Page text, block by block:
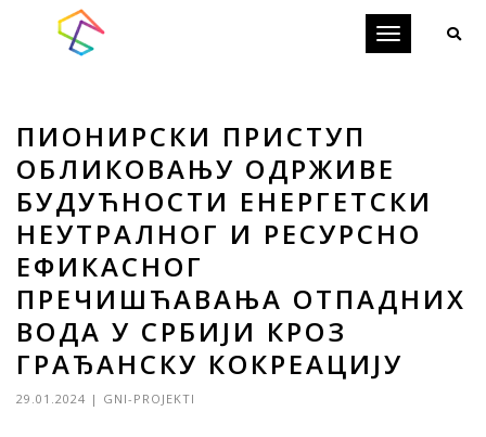
Toggle
ПИОНИРСКИ ПРИСТУП
ОБЛИКОВАЊУ ОДРЖИВЕ
БУДУЋНОСТИ ЕНЕРГЕТСКИ
НЕУТРАЛНОГ И РЕСУРСНО
ЕФИКАСНОГ
ПРЕЧИШЋАВАЊА ОТПАДНИХ
ВОДА У СРБИЈИ КРОЗ
ГРАЂАНСКУ КОКРЕАЦИЈУ
29.01.2024 | GNI-PROJEKTI